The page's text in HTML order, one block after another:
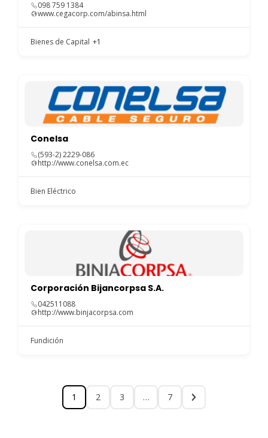
098 759 1384
www.cegacorp.com/abinsa.html
Bienes de Capital +1
Conelsa
(593-2) 2229-086
http://www.conelsa.com.ec
Bien Eléctrico
Corporación Bijancorpsa S.A.
042511088
http://www.binjacorpsa.com
Fundición
1 2 3 … 7